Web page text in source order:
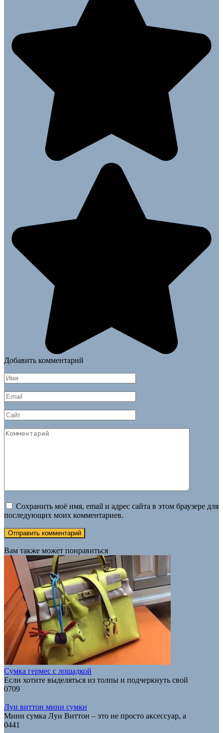
Добавить комментарий
Имя
*
Email
*
Сайт
Комментарий
Сохранить моё имя, email и адрес сайта в этом браузере для
последующих моих комментариев.
Вам также может понравиться
Сумка гермес с лошадкой
Если хотите выделяться из толпы и подчеркнуть свой
0709
Луи виттон мини сумки
Мини сумка Луи Виттон – это не просто аксессуар, а
0441